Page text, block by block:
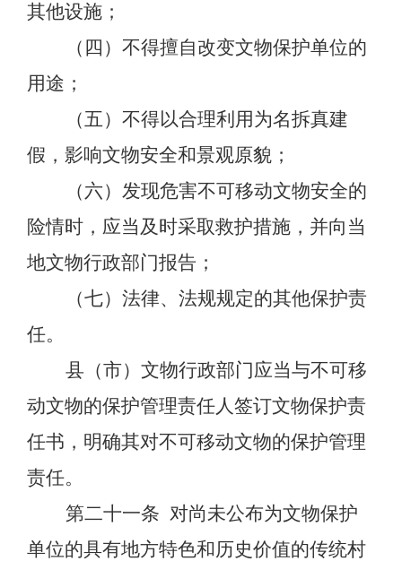
其他设施；
（四）不得擅自改变文物保护单位的
用途；
（五）不得以合理利用为名拆真建
假，影响文物安全和景观原貌；
（六）发现危害不可移动文物安全的
险情时，应当及时采取救护措施，并向当
地文物行政部门报告；
（七）法律、法规规定的其他保护责
任。
县（市）文物行政部门应当与不可移
动文物的保护管理责任人签订文物保护责
任书，明确其对不可移动文物的保护管理
责任。
第二十一条 对尚未公布为文物保护
单位的具有地方特色和历史价值的传统村